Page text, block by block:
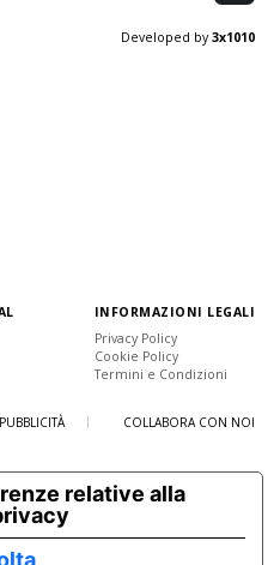
Developed by3x1010
INFORMAZIONI LEGALI
Privacy Policy
Cookie Policy
Termini e Condizioni
PUBBLICITÀ COLLABORA CON NOI
relative alla